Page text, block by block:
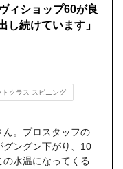
ィショップ60が良
し続けています」
クラス スピニング
。プロスタッフの
ングン下がり、10
水温になってくる